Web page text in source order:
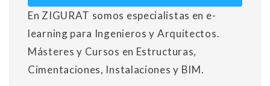
En ZIGURAT somos especialistas en e-
learning para Ingenieros y Arquitectos.
Másteres y Cursos en Estructuras,
Cimentaciones, Instalaciones y BIM.